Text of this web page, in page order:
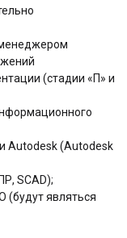
(стадии «П» и
Autodesk (Autodesk
SCAD);
(будут являться